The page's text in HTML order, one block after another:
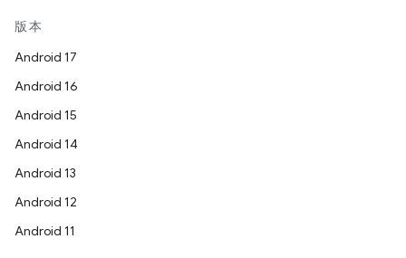
版本
Android 17
Android 16
Android 15
Android 14
Android 13
Android 12
Android 11